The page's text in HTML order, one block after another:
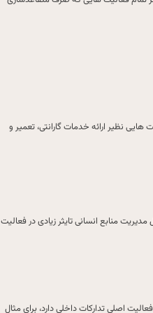
نظیر ارائه خدمات گارانتی، تعمیر و
منابع انسانی تایثر زیادی در فعالیت
اصلی تدارکات داخلی دارد، برای مثال